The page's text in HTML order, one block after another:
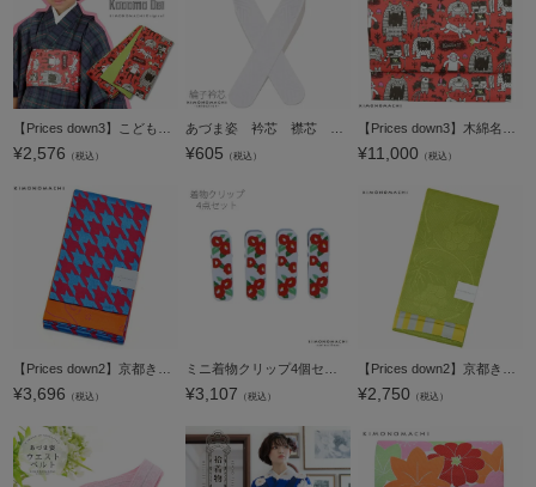
¥2,576 （税込） ¥605 （税込） ¥11,000 （税込）
¥3,696 （税込） ¥3,107 （税込） ¥2,750 （税込）